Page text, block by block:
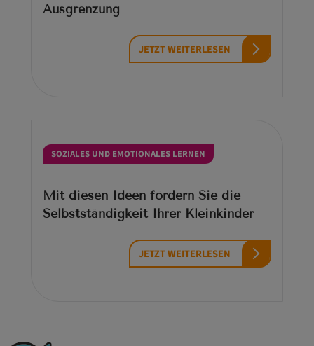
Ausgrenzung
JETZT WEITERLESEN
SOZIALES UND EMOTIONALES LERNEN
Mit diesen Ideen fördern Sie die
Selbstständigkeit Ihrer Kleinkinder
JETZT WEITERLESEN